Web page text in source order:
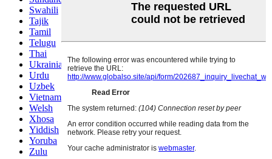
Swahili
Tajik
Tamil
Telugu
Thai
Ukrainian
Urdu
Uzbek
Vietnamese
Welsh
Xhosa
Yiddish
Yoruba
Zulu